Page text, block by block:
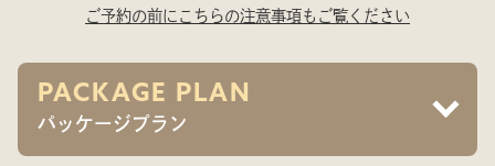
ご予約の前にこちらの注意事項もご覧ください
PACKAGE PLAN
パッケージプラン